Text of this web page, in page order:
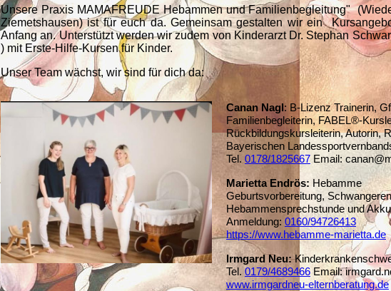
Unsere Praxis MAMAFREUDE Hebammen und Familienbegleitung"
Ziemetshausen) ist für euch da. Gemeinsam gestalten wir ein
Anfang an. Unterstützt werden wir zudem von Kinderarzt Dr. Stephan
) mit Erste-Hilfe-Kursen für Kinder.
Unser Team wächst, wir sind für dich da:
Canan Nagl: B-Lizenz Trainerin,
Familienbegleiterin, FABEL®-
Rückbildungskursleiterin, Autorin,
Bayerischen
Tel. 0178/1825667 Email:
Marietta Endrös: Hebamme
Geburtsvorbereitung,
Hebammensprechstunde und
Anmeldung: 0160/94726413
https://www.hebamme-marietta.de
Irmgard Neu:
Tel. 0179/4689466Email:
www.irmgardneu-elternberatung.de